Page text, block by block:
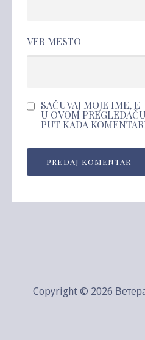
VEB MESTO
SAČUVAJ MOJE IME,
U OVOM
PUT KADA
Copyright © 2026